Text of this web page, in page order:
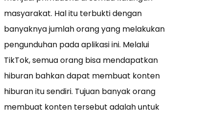
masyarakat. Hal itu terbukti dengan
banyaknya jumlah orang yang melakukan
pengunduhan pada aplikasi ini. Melalui
TikTok, semua orang bisa mendapatkan
hiburan bahkan dapat membuat konten
hiburan itu sendiri. Tujuan banyak orang
membuat konten tersebut adalah untuk